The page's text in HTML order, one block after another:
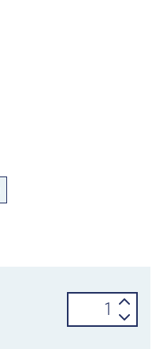
290.1-